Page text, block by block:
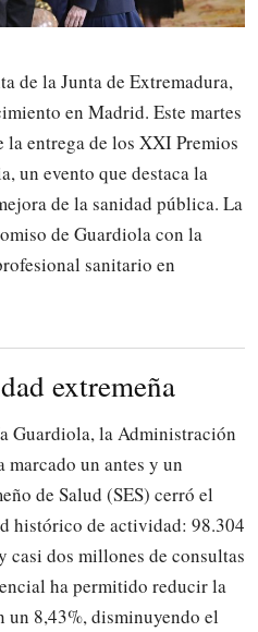
de la Junta de Extremadura,
en Madrid. Este martes
entrega de los XXI Premios
un evento que destaca la
de la sanidad pública. La
de Guardiola con la
sanitario en
extremeña
Guardiola, la Administración
marcado un antes y un
de Salud (SES) cerró el
histórico de actividad: 98.304
dos millones de consultas
ha permitido reducir la
un 8,43%, disminuyendo el